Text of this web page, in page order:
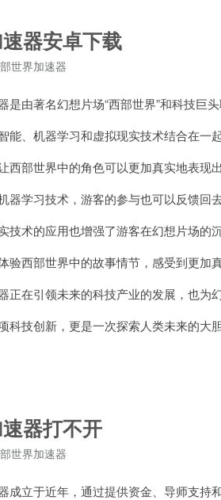
器安卓下载
世界加速器
由著名幻想片场“西部世界”和科技巨头
、机器学习和虚拟现实技术结合在一起
部世界中的角色可以更加真实地表现出
学习技术，游客的参与也可以反馈回去
术的应用也增强了游客在幻想片场的沉
西部世界中的故事情节，感受到更加真
在引领未来的科技产业的发展，也为幻
技创新，更是一次探索人类未来的大胆
器打不开
世界加速器
立于近年，通过提供资金、导师支持